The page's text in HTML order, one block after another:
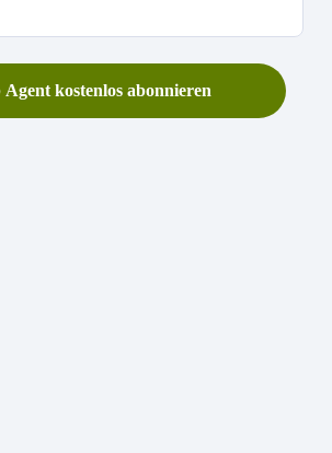
Agent kostenlos abonnieren